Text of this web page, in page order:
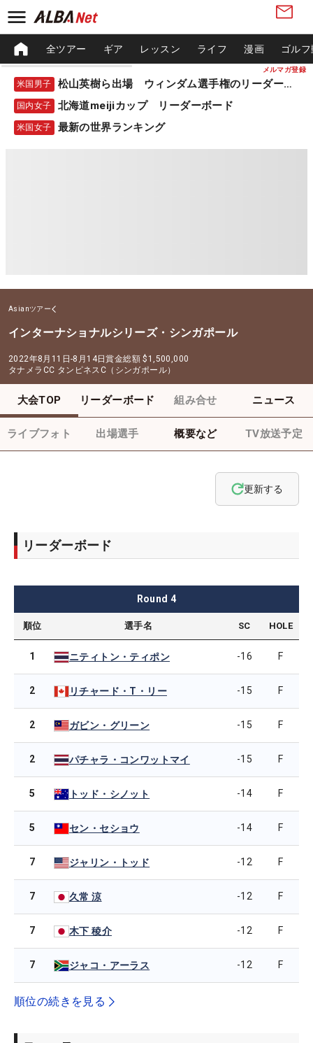
メルマガ登録
全ツアー ギア レッスン ライフ 漫画 ゴル
米国男子 松山英樹ら出場 ウィンダム選手権のリーダーボード
国内女子 北海道meijiカップ リーダーボード
米国女子 最新の世界ランキング
Asianツアー
インターナショナルシリーズ・シンガポール
2022年8月11日-8月14日賞金総額 $1,500,000
タナメラCC タンピネスC（シンガポール）
大会TOP リーダーボード 組み合せ ニュース
ライブフォト 出場選手 概要など TV放送予定
更新する
リーダーボード
Round 4
順位 選手名 SC HOLE
1 ニティトン・ティポン -16 F
2 リチャード・T・リー -15 F
2 ガビン・グリーン -15 F
2 パチャラ・コンワットマイ -15 F
5 トッド・シノット -14 F
5 セン・セショウ -14 F
7 ジャリン・トッド -12 F
7 久常 涼 -12 F
7 木下 稜介 -12 F
7 ジャコ・アーラス -12 F
順位の続きを見る